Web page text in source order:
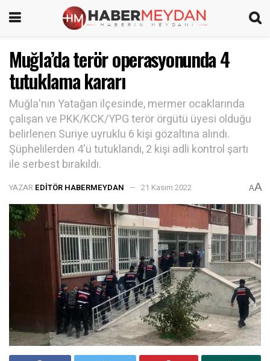
Muğla’da terör operasyonunda 4
tutuklama kararı
Muğla'nın Yatağan ilçesinde, mermer ocaklarında
çalışan ve PKK/KCK/YPG terör örgütü üyesi olduğu
belirlenen Suriye uyruklu 6 kişi gözaltına alındı.
Şüphelilerden 4'ü tutuklandı, 2 kişi adli kontrol şartı
ile serbest bırakıldı.
YAZAR EDITÖR HABERMEYDAN 21 Kasım 2022 AA